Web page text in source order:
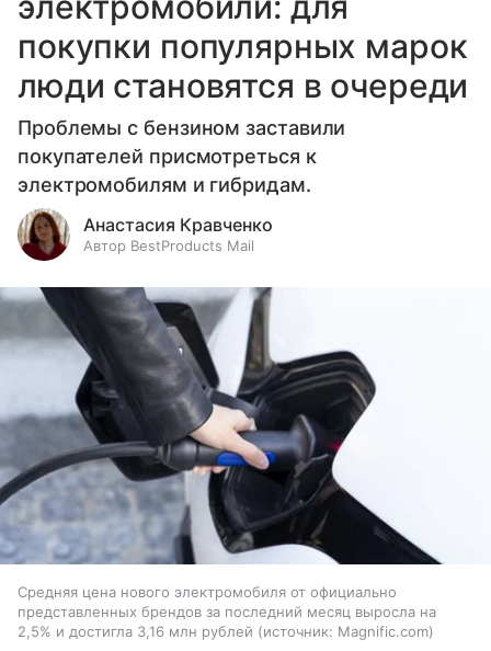
покупки популярных марок
люди становятся в очереди
Проблемы с бензином заставили
покупателей присмотреться к
электромобилям и гибридам.
Анастасия Кравченко
Автор BestProducts Mail
Средняя цена нового электромобиля от официально
представленных брендов за последний месяц выросла на
2,5% и достигла 3,16 млн рублей
источник: Magnific.com